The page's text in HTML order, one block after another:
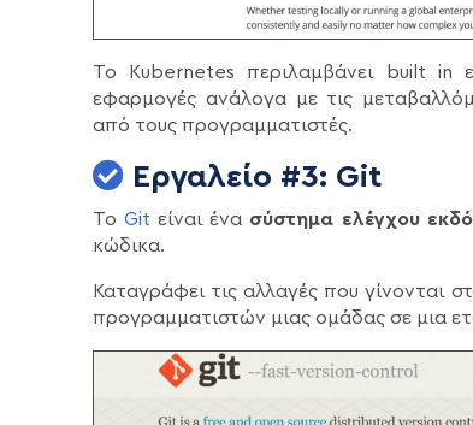
Το Kubernetes περιλαμβάνει built in
εφαρμογές ανάλογα με τις
από τους προγραμματιστές.
Εργαλείο #3: Git
ΤοGit είναι ένα σύστημα ελέγχου
κώδικα.
Καταγράφει τις αλλαγές που γίνονται
προγραμματιστών μιας ομάδας σε μια